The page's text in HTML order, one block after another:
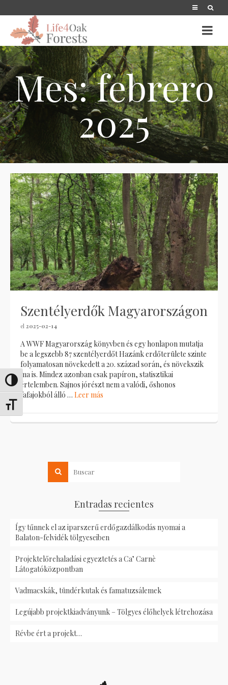
Alternar alto contraste
Alternar tamaño de letra
Mes: febrero
2025
Szentélyerdők Magyarországon
el 2025-02-14
A WWF Magyarország könyvben és egy honlapon mutatja
be a legszebb 87 szentélyerdőt Hazánk erdőterülete szinte
folyamatosan növekedett a 20. század során, és növekszik
ma is. Mindez azonban csak papíron, statisztikai
értelemben. Sajnos jórészt nem a valódi, őshonos
fafajokból álló … Leer más
Entradas recientes
Így tűnnek el az iparszerű erdőgazdálkodás nyomai a
Balaton-felvidék tölgyeseiben
Projektelőrehaladási egyeztetés a Ca’ Carnè
Látogatóközpontban
Vadmacskák, tündérkutak és famatuzsálemek
Legújabb projektkiadványunk – Tölgyes élőhelyek létrehozása
Révbe ért a projekt…